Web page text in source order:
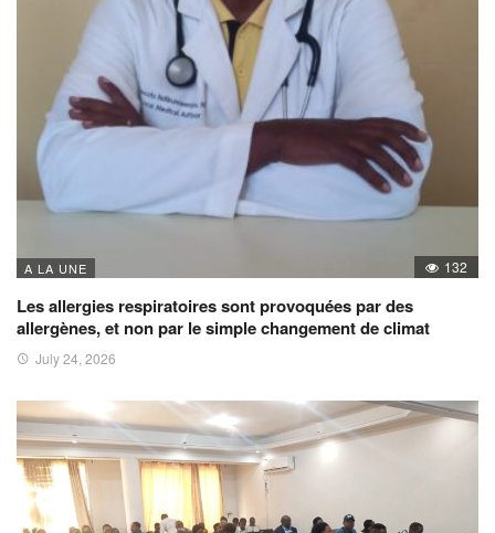
A LA UNE 132
Les allergies respiratoires sont provoquées par des
allergènes, et non par le simple changement de climat
July 24, 2026